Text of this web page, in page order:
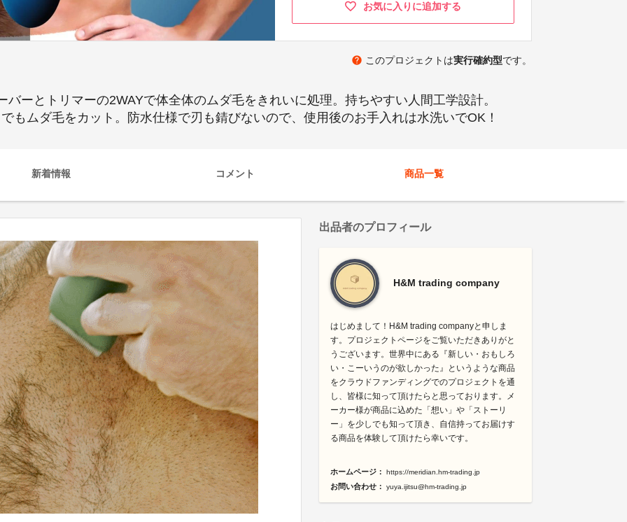
お気に入りに追加する
help このプロジェクトは実行確約型です。
ーとトリマーの2WAYで体全体のムダ毛をきれいに処理。持ちやすい人間工学設計。
もムダ毛をカット。防水仕様で刃も錆びないので、使用後のお手入れは水洗いでOK！
新着情報 コメント 商品一覧
出品者のプロフィール
H&M trading company
はじめまして！H&M trading companyと申しま
す。プロジェクトページをご覧いただきありがと
うございます。世界中にある『新しい・おもしろ
い・こーいうのが欲しかった』というような商品
をクラウドファンディングでのプロジェクトを通
し、皆様に知って頂けたらと思っております。メ
ーカー様が商品に込めた「想い」や「ストーリ
ー」を少しでも知って頂き、自信持ってお届けす
る商品を体験して頂けたら幸いです。
ホームページ： https://meridian.hm-trading.jp
お問い合わせ： yuya.ijitsu@hm-trading.jp